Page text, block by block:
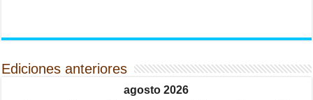
Ediciones anteriores
agosto 2026